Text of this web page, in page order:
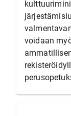
voidaan